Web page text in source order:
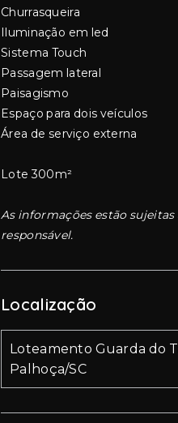
Churrasqueira
Iluminação em led
Sistema Touch
Passagem lateral
Paisagismo
Espaço para dois veículos
Área de serviço externa
Lote 300m²
As informações estão
responsável.
Localização
Loteamento Guarda do
Palhoça/SC